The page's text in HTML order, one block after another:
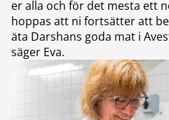
er alla och för det mesta ett
hoppas att ni fortsätter att
äta Darshans goda mat i
säger Eva.